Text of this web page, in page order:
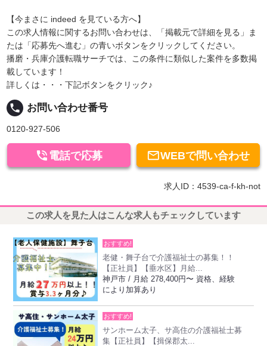
【今まさに indeed を見ている方へ】
この求人情報に関するお問い合わせは、「掲載元で詳細を見る」ま
たは「応募先へ進む」の青いボタンをクリックしてください。
播磨・兵庫介護転職サーチでは、この条件に類似した案件を多数掲
載しています！
詳しくは・・・下記ボタンをクリック♪
local_phone お問い合わせ番号
0120-927-506
WEBで問い合わせ
 電話で応募
求人ID：4539-ca-f-kh-not
この求人を見た人はこんな求人もチェックしています
おすすめ!
老健・舞子台で介護福祉士の募集！！
【正社員】【垂水区】月給...
神戸市 / 月給 278,400円〜 資格、経験
により加算あり
おすすめ!
サンホーム太子、サ高住の介護福祉士募
集【正社員】【揖保郡太...